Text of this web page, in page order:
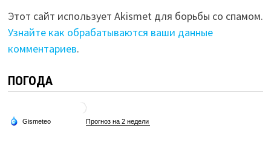
Этот сайт использует Akismet для борьбы со спамом.
Узнайте как обрабатываются ваши данные
комментариев.
ПОГОДА